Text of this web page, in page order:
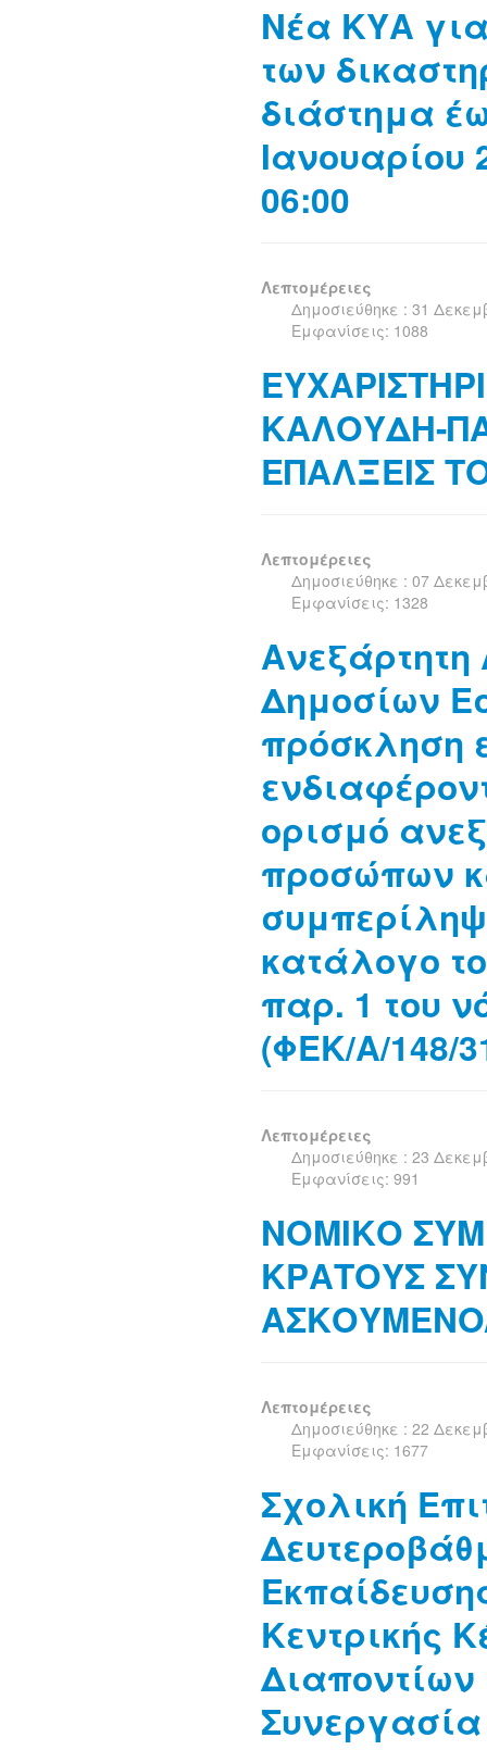
Νέα ΚΥΑ
των
διάστημα
Ιανουαρίου
06:00
Λεπτομέρειες
Δημοσιεύθηκε : 31
Εμφανίσεις: 1088
ΚΑΛΟΥΔΗ-
ΕΠΑΛΞΕΙΣ
Λεπτομέρειες
Δημοσιεύθηκε : 07
Εμφανίσεις: 1328
Δημοσίων
πρόσκληση
ορισμό
προσώπων
κατάλογο
παρ. 1 του
(ΦΕΚ/Α/148/
Λεπτομέρειες
Δημοσιεύθηκε : 23
Εμφανίσεις: 991
ΝΟΜΙΚΟ
ΚΡΑΤΟΥΣ
Λεπτομέρειες
Δημοσιεύθηκε : 22
Εμφανίσεις: 1677
Σχολική
Κεντρικής